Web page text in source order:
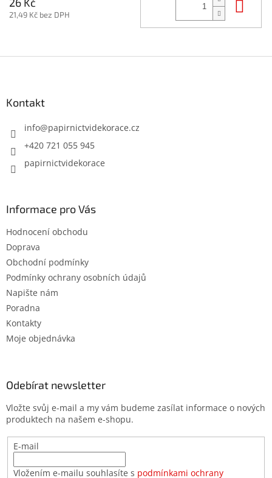
26 Kč
21,49 Kč bez DPH
Kontakt
info@papirnictvidekorace.cz
+420 721 055 945
papirnictvidekorace
Informace pro Vás
Hodnocení obchodu
Doprava
Obchodní podmínky
Podmínky ochrany osobních údajů
Napište nám
Poradna
Kontakty
Moje objednávka
Odebírat newsletter
Vložte svůj e-mail a my vám budeme zasílat informace o nových
produktech na našem e-shopu.
E-mail
Vložením e-mailu souhlasíte s podmínkami ochrany